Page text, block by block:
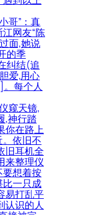
哥”：真
网友“陈
面,她说
的季
纠结(追
爱,用心
每个人
窥天镜,
,神行踏
你在路上
依旧不
旧耳机全
来整理仪
要想着按
比一只成
易打乱平
认识的人